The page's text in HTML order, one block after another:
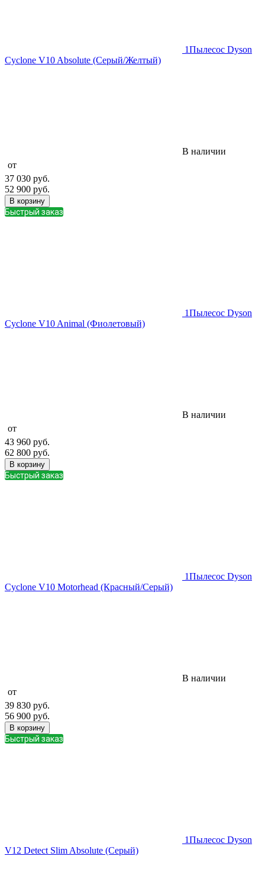
1Пылесос Dyson
Cyclone V10 Absolute (Серый/Желтый)
В наличии
от
37 030 руб.
52 900 руб.
В корзину
Быстрый заказ
1Пылесос Dyson
Cyclone V10 Animal (Фиолетовый)
В наличии
от
43 960 руб.
62 800 руб.
В корзину
Быстрый заказ
1Пылесос Dyson
Cyclone V10 Motorhead (Красный/Серый)
В наличии
от
39 830 руб.
56 900 руб.
В корзину
Быстрый заказ
1Пылесос Dyson
V12 Detect Slim Absolute (Серый)